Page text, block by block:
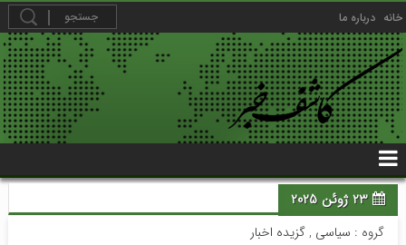
خانه درباره ما
23 ژوئن 2025
گروه : سیاسی ,گزیده اخبار